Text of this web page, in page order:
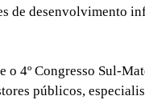
de desenvolvimento
o 4º Congresso Sul-
públicos,